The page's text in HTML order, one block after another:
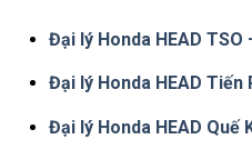
Đại lý Honda HEAD TSO
Đại lý Honda HEAD Tiến
Đại lý Honda HEAD Quế